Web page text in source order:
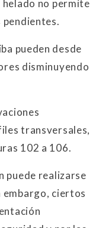
no permite
pendientes.
pueden desde
disminuyendo
transversales,
102 a 106.
puede realizarse
embargo, ciertos